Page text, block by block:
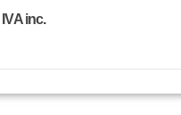
IVA inc.